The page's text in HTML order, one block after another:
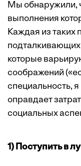
Мы обнаружили,
выполнения
Каждая из таких
которые
соображений
специальность,
оправдает
социальных
1) Поступить в